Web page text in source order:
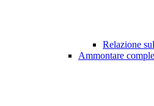
Relazione
Ammontare